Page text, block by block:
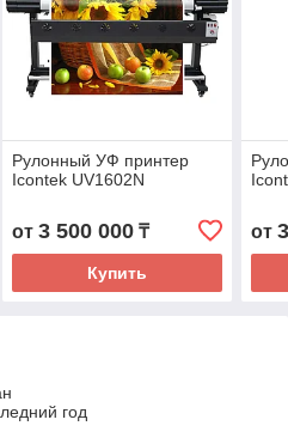
Рулонный УФ принтер
Icontek UV1602N
от 3 500 000₸
Купить
от
год